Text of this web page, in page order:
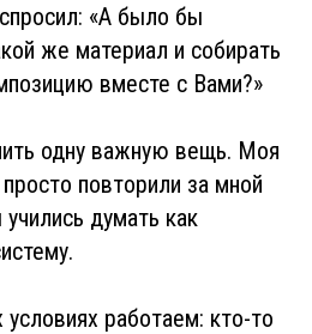
«А было бы
же материал и собирать
вместе с Вами?»
одну важную вещь. Моя
повторили за мной
думать как
работаем: кто-то